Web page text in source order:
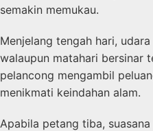
semakin memukau.
Menjelang tengah hari,
walaupun matahari bersinar
pelancong mengambil
menikmati keindahan alam.
Apabila petang tiba,